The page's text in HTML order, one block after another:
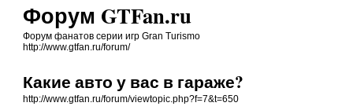
Форум GTFan.ru
Форум фанатов серии игр Gran Turismo
http://www.gtfan.ru/forum/
Какие авто у вас в гараже?
http://www.gtfan.ru/forum/viewtopic.php?f=7&t=650